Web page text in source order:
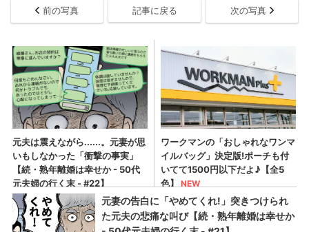
前の写真 記事に戻る 次の写真